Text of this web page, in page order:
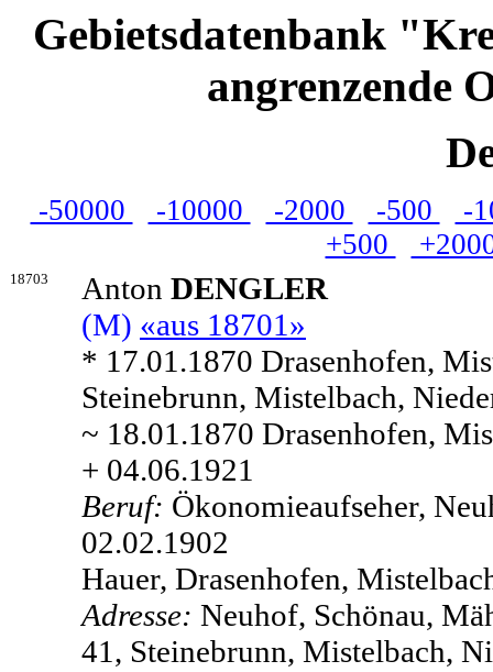
Gebietsdatenbank
angrenzende
-50000 -10000 -2000 -500
-
+500
18703 Anton DENGLER
(M) «aus 18701»
* 17.01.1870 Drasenhofen,
Steinebrunn, Mistelbach,
~ 18.01.1870 Drasenhofen,
+ 04.06.1921
Beruf: Ökonomieaufseher,
02.02.1902
Hauer, Drasenhofen,
Adresse: Neuhof, Schönau,
41, Steinebrunn, Mistelbach,